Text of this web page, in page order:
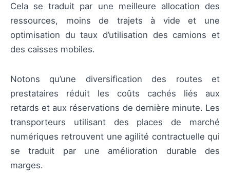
Cela se traduit par une meilleure allocation des
ressources, moins de trajets à vide et une
optimisation du taux d’utilisation des camions et
des caisses mobiles.
Notons qu’une diversification des routes et
prestataires réduit les coûts cachés liés aux
retards et aux réservations de dernière minute. Les
transporteurs utilisant des places de marché
numériques retrouvent une agilité contractuelle qui
se traduit par une amélioration durable des
marges.